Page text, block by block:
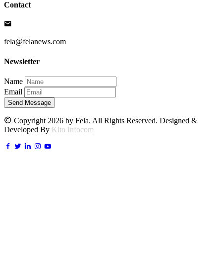
Contact
fela@felanews.com
Newsletter
Name
Email
Send Message
Copyright 2026 by Fela. All Rights Reserved. Designed &
Developed By Kito Infocom